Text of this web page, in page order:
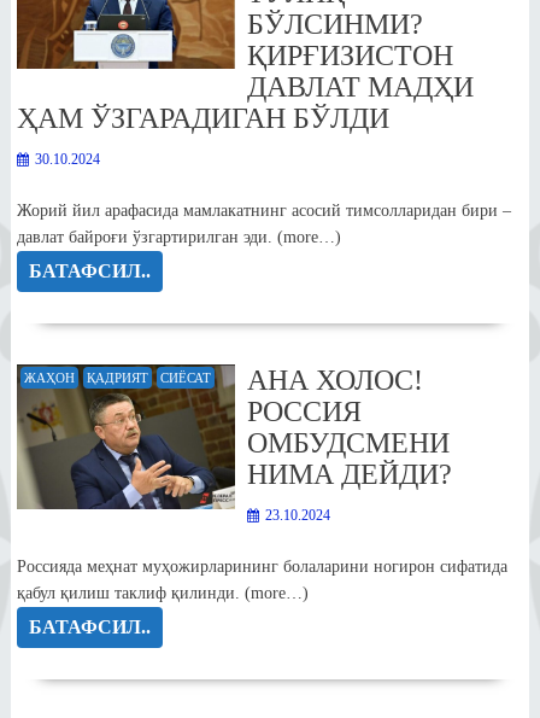
БЎЛСИНМИ?
ҚИРҒИЗИСТОН
ДАВЛАТ МАДҲИ
ҲАМ ЎЗГАРАДИГАН БЎЛДИ
30.10.2024
Жорий йил арафасида мамлакатнинг асосий тимсолларидан бири –
давлат байроғи ўзгартирилган эди. (more…)
БАТАФСИЛ..
ЖАҲОН ҚАДРИЯТ СИЁСАТ
АНА ХОЛОС!
РОССИЯ
ОМБУДСМЕНИ
НИМА ДЕЙДИ?
23.10.2024
Россияда меҳнат муҳожирларининг болаларини ногирон сифатида
қабул қилиш таклиф қилинди. (more…)
БАТАФСИЛ..